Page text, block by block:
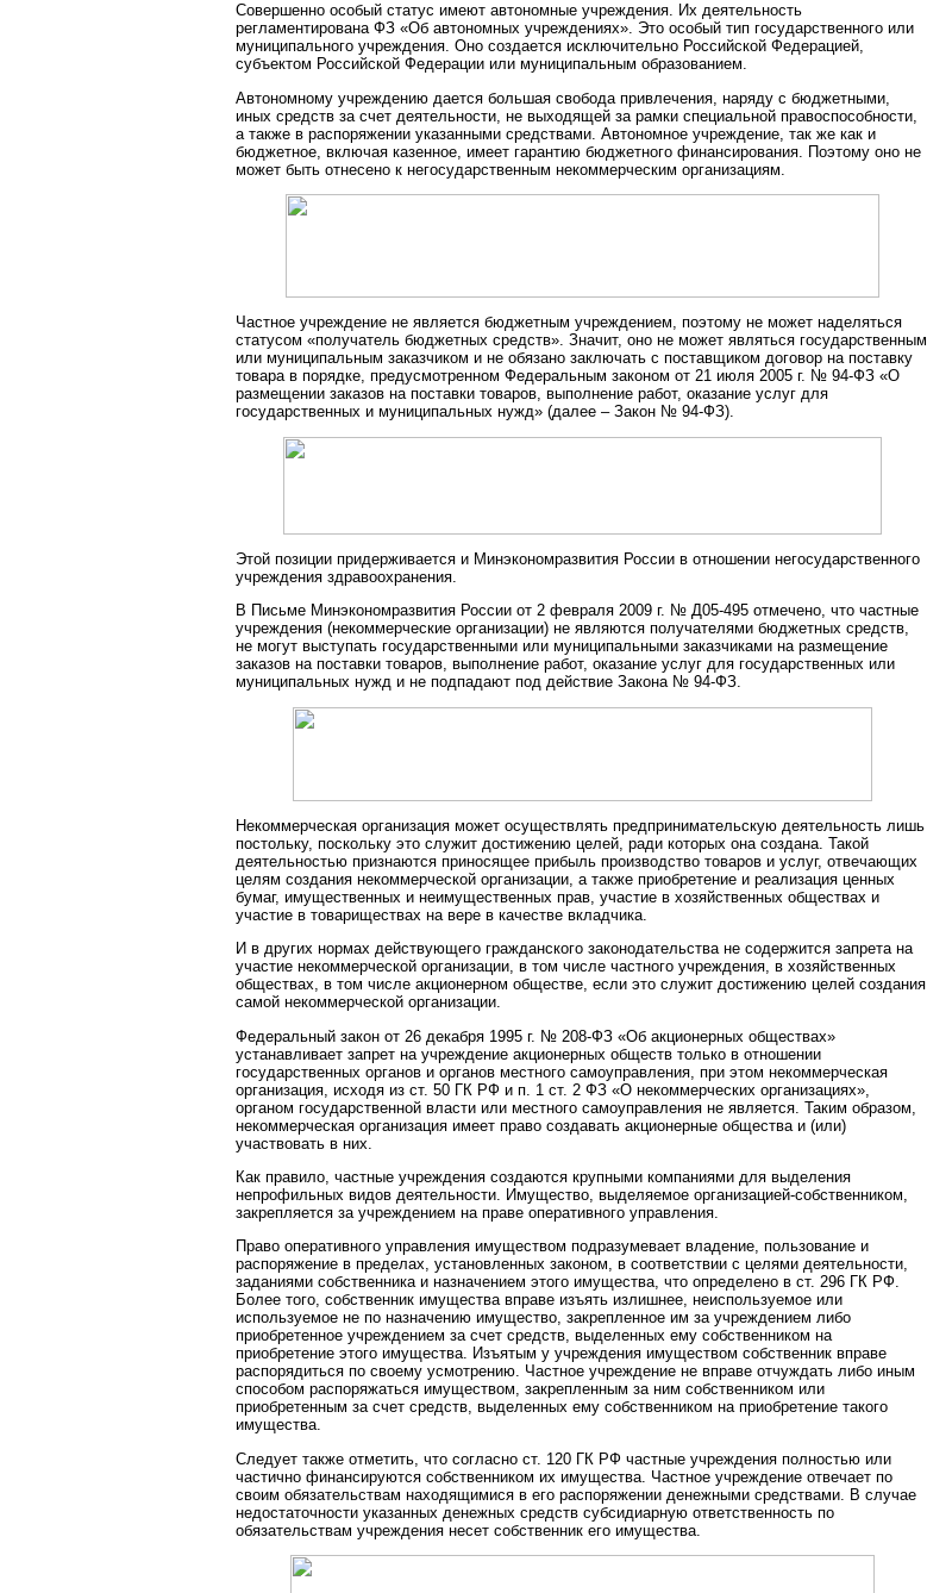
Совершенно особый статус имеют автономные учреждения. Их деятельность
регламентирована ФЗ «Об автономных учреждениях». Это особый тип государственного или
муниципального учреждения. Оно создается исключительно Российской Федерацией,
субъектом Российской Федерации или муниципальным образованием.
Автономному учреждению дается большая свобода привлечения, наряду с бюджетными,
иных средств за счет деятельности, не выходящей за рамки специальной правоспособности,
а также в распоряжении указанными средствами. Автономное учреждение, так же как и
бюджетное, включая казенное, имеет гарантию бюджетного финансирования. Поэтому оно не
может быть отнесено к негосударственным некоммерческим организациям.
Частное учреждение не является бюджетным учреждением, поэтому не может наделяться
статусом «получатель бюджетных средств». Значит, оно не может являться государственным
или муниципальным заказчиком и не обязано заключать с поставщиком договор на поставку
товара в порядке, предусмотренном Федеральным законом от 21 июля 2005 г. № 94-ФЗ «О
размещении заказов на поставки товаров, выполнение работ, оказание услуг для
государственных и муниципальных нужд» (далее – Закон № 94-ФЗ).
Этой позиции придерживается и Минэкономразвития России в отношении негосударственного
учреждения здравоохранения.
В Письме Минэкономразвития России от 2 февраля 2009 г. № Д05-495 отмечено, что частные
учреждения (некоммерческие организации) не являются получателями бюджетных средств,
не могут выступать государственными или муниципальными заказчиками на размещение
заказов на поставки товаров, выполнение работ, оказание услуг для государственных или
муниципальных нужд и не подпадают под действие Закона № 94-ФЗ.
Некоммерческая организация может осуществлять предпринимательскую деятельность лишь
постольку, поскольку это служит достижению целей, ради которых она создана. Такой
деятельностью признаются приносящее прибыль производство товаров и услуг, отвечающих
целям создания некоммерческой организации, а также приобретение и реализация ценных
бумаг, имущественных и неимущественных прав, участие в хозяйственных обществах и
участие в товариществах на вере в качестве вкладчика.
И в других нормах действующего гражданского законодательства не содержится запрета на
участие некоммерческой организации, в том числе частного учреждения, в хозяйственных
обществах, в том числе акционерном обществе, если это служит достижению целей создания
самой некоммерческой организации.
Федеральный закон от 26 декабря 1995 г. № 208-ФЗ «Об акционерных обществах»
устанавливает запрет на учреждение акционерных обществ только в отношении
государственных органов и органов местного самоуправления, при этом некоммерческая
организация, исходя из ст. 50 ГК РФ и п. 1 ст. 2 ФЗ «О некоммерческих организациях»,
органом государственной власти или местного самоуправления не является. Таким образом,
некоммерческая организация имеет право создавать акционерные общества и (или)
участвовать в них.
Как правило, частные учреждения создаются крупными компаниями для выделения
непрофильных видов деятельности. Имущество, выделяемое организацией-собственником,
закрепляется за учреждением на праве оперативного управления.
Право оперативного управления имуществом подразумевает владение, пользование и
распоряжение в пределах, установленных законом, в соответствии с целями деятельности,
заданиями собственника и назначением этого имущества, что определено в ст. 296 ГК РФ.
Более того, собственник имущества вправе изъять излишнее, неиспользуемое или
используемое не по назначению имущество, закрепленное им за учреждением либо
приобретенное учреждением за счет средств, выделенных ему собственником на
приобретение этого имущества. Изъятым у учреждения имуществом собственник вправе
распорядиться по своему усмотрению. Частное учреждение не вправе отчуждать либо иным
способом распоряжаться имуществом, закрепленным за ним собственником или
приобретенным за счет средств, выделенных ему собственником на приобретение такого
имущества.
Следует также отметить, что согласно ст. 120 ГК РФ частные учреждения полностью или
частично финансируются собственником их имущества. Частное учреждение отвечает по
своим обязательствам находящимися в его распоряжении денежными средствами. В случае
недостаточности указанных денежных средств субсидиарную ответственность по
обязательствам учреждения несет собственник его имущества.